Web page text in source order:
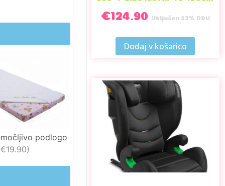
podlogo
)
€124.90 Vključen 22% DDV
Dodaj v košarico